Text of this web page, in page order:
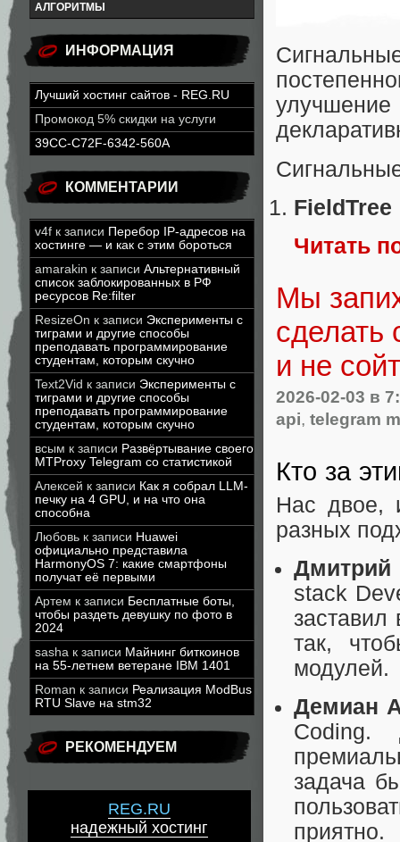
АЛГОРИТМЫ
ИНФОРМАЦИЯ
Лучший хостинг сайтов - REG.RU
Промокод 5% скидки на услуги
39CC-C72F-6342-560A
КОММЕНТАРИИ
v4f к записи Перебор IP-адресов на
хостинге — и как с этим бороться
amarakin к записи Альтернативный
список заблокированных в РФ
ресурсов Re:filter
ResizeOn к записи Эксперименты с
тиграми и другие способы
преподавать программирование
студентам, которым скучно
Text2Vid к записи Эксперименты с
тиграми и другие способы
преподавать программирование
студентам, которым скучно
всым к записи Развёртывание своего
MTProxy Telegram со статистикой
Алексей к записи Как я собрал LLM-
печку на 4 GPU, и на что она
способна
Любовь к записи Huawei
официально представила
HarmonyOS 7: какие смартфоны
получат её первыми
Артем к записи Бесплатные боты,
чтобы раздеть девушку по фото в
2024
sasha к записи Майнинг биткоинов
на 55-летнем ветеране IBM 1401
Roman к записи Реализация ModBus
RTU Slave на stm32
РЕКОМЕНДУЕМ
REG.RU
надежный хостинг
FieldTree
Читать
Мы
сделать
и не
2026-02-03 в
api, telegram
Кто за
Нас двое,
разных
stack
заставил
так,
модулей.
Демиан
Coding.
задача
приятно.